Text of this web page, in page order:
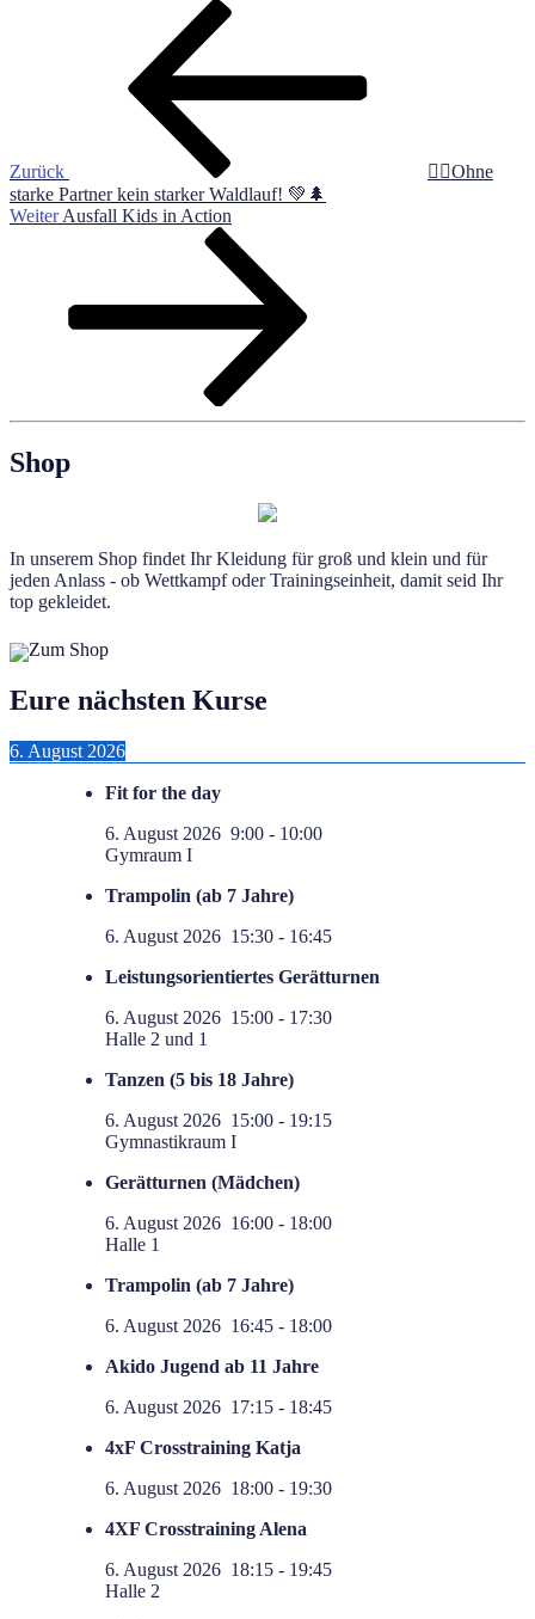
Beitragsnavigation
Zurück
🏃‍♂️Ohne
starke Partner kein starker Waldlauf! 💚🌲
Nächster
Weiter Ausfall Kids in Action
Shop
In unserem Shop findet Ihr Kleidung für groß und klein und für
jeden Anlass - ob Wettkampf oder Trainingseinheit, damit seid Ihr
top gekleidet.
Zum Shop
Eure nächsten Kurse
6. August 2026
Fit for the day
6. August 2026 9:00 - 10:00
Gymraum I
Trampolin (ab 7 Jahre)
6. August 2026 15:30 - 16:45
Leistungsorientiertes Gerätturnen
6. August 2026 15:00 - 17:30
Halle 2 und 1
Tanzen (5 bis 18 Jahre)
6. August 2026 15:00 - 19:15
Gymnastikraum I
Gerätturnen (Mädchen)
6. August 2026 16:00 - 18:00
Halle 1
Trampolin (ab 7 Jahre)
6. August 2026 16:45 - 18:00
Akido Jugend ab 11 Jahre
6. August 2026 17:15 - 18:45
4xF Crosstraining Katja
6. August 2026 18:00 - 19:30
4XF Crosstraining Alena
6. August 2026 18:15 - 19:45
Halle 2